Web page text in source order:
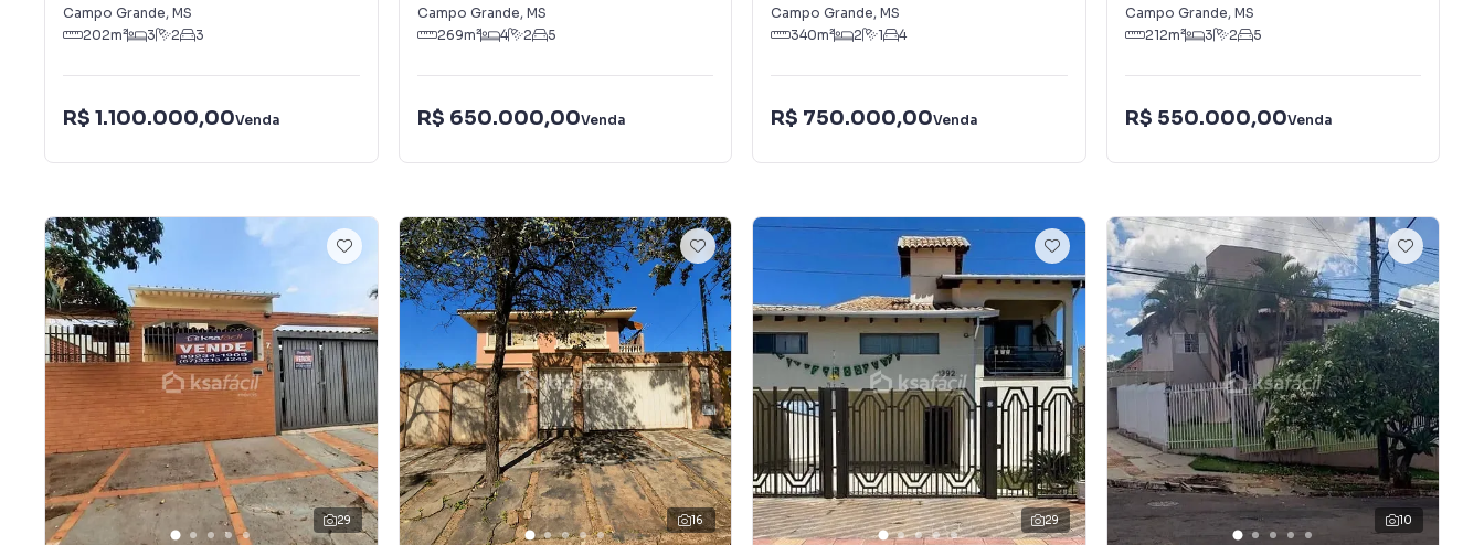
Campo Grande, MS
202m² 3 2 3
R$ 1.100.000,00Venda
Campo Grande, MS
269m² 4 2 5
R$ 650.000,00Venda
Campo Grande, MS
340m² 2 1 4
R$ 750.000,00Venda
Campo Grande, MS
212m² 3 2 5
R$ 550.000,00Venda
29 16 29 10